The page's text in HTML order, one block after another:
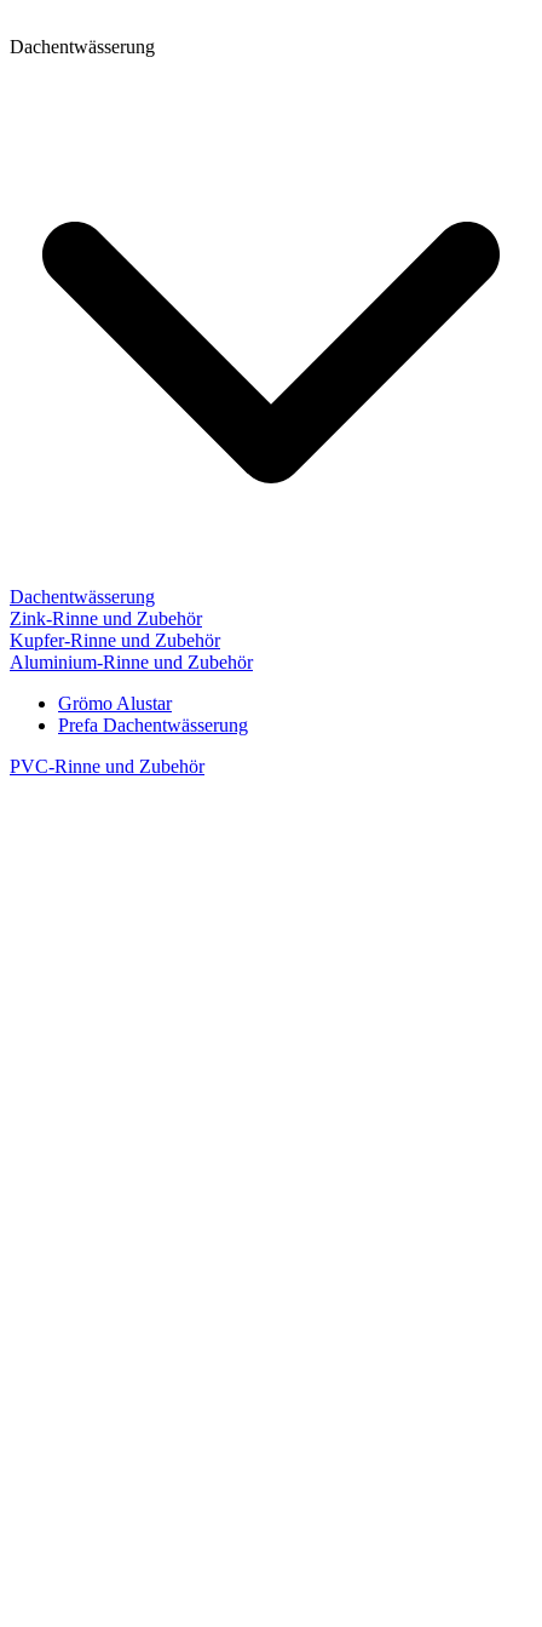
Dachentwässerung
Dachentwässerung
Zink-Rinne und Zubehör
Kupfer-Rinne und Zubehör
Aluminium-Rinne und Zubehör
Grömo Alustar
Prefa Dachentwässerung
PVC-Rinne und Zubehör